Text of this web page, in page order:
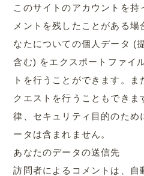
このサイトのアカウントを持
メントを残したことがある
なたについての個人データ (
含む) をエクスポートファイ
トを行うことができます。ま
クエストを行うこともできま
律、セキュリティ目的のため
ータは含まれません。
あなたのデータの送信先
訪問者によるコメントは、自